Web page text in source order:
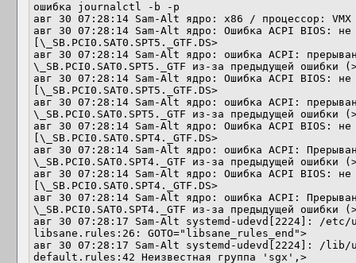
ошибка journalctl -b -p
авг 30 07:28:14 Sam-Alt ядро: x86 / процессор: VMX
авг 30 07:28:14 Sam-Alt ядро: Ошибка ACPI BIOS: не
[\_SB.PCI0.SAT0.SPT5._GTF.DS>
авг 30 07:28:14 Sam-Alt ядро: ошибка ACPI:
\_SB.PCI0.SAT0.SPT5._GTF из-за предыдущей ошибки
авг 30 07:28:14 Sam-Alt ядро: Ошибка ACPI BIOS: не
[\_SB.PCI0.SAT0.SPT5._GTF.DS>
авг 30 07:28:14 Sam-Alt ядро: ошибка ACPI:
\_SB.PCI0.SAT0.SPT5._GTF из-за предыдущей ошибки
авг 30 07:28:14 Sam-Alt ядро: Ошибка ACPI BIOS: не
[\_SB.PCI0.SAT0.SPT4._GTF.DS>
авг 30 07:28:14 Sam-Alt ядро: ошибка ACPI:
\_SB.PCI0.SAT0.SPT4._GTF из-за предыдущей ошибки
авг 30 07:28:14 Sam-Alt ядро: Ошибка ACPI BIOS: не
[\_SB.PCI0.SAT0.SPT4._GTF.DS>
авг 30 07:28:14 Sam-Alt ядро: ошибка ACPI:
\_SB.PCI0.SAT0.SPT4._GTF из-за предыдущей ошибки
авг 30 07:28:17 Sam-Alt systemd-udevd[2224]: /
libsane.rules:26: GOTO="libsane_rules_end">
авг 30 07:28:17 Sam-Alt systemd-udevd[2224]: /
default.rules:42 Неизвестная группа 'sgx',>